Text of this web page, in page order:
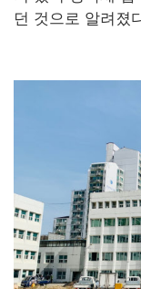
던 것으로 알려졌